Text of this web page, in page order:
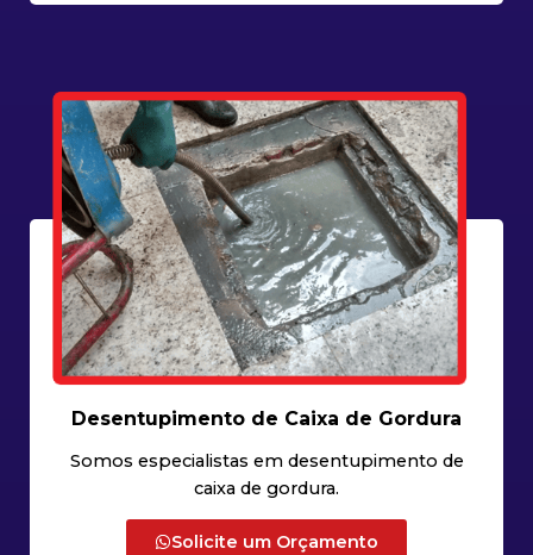
Desentupimento de Caixa de Gordura
Somos especialistas em desentupimento de
caixa de gordura.
Solicite um Orçamento